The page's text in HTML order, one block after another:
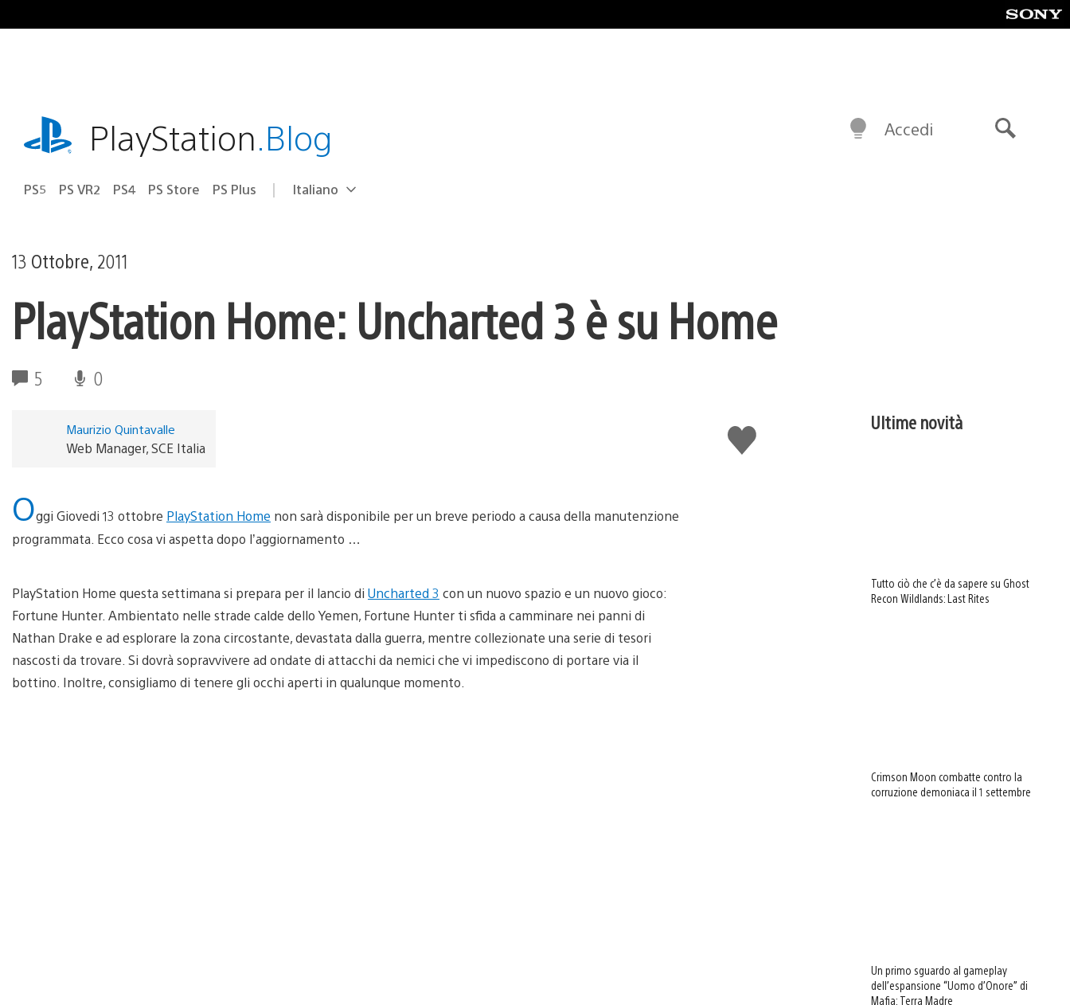
al
playstation.comPlayStation.Blog
PS5 PS VR2 PS4 PS Store PS Plus Seleziona
Regione
Italiano
Accedi
13 Ottobre, 2011
PlayStation Home: Uncharted 3 è su Home
5 0
Mi
piace
Maurizio Quintavalle
Web Manager, SCE Italia
Oggi Giovedi 13 ottobre PlayStation Home non sarà disponibile per un breve periodo a causa della manutenzione
programmata. Ecco cosa vi aspetta dopo l’aggiornamento …
PlayStation Home questa settimana si prepara per il lancio di Uncharted 3 con un nuovo spazio e un nuovo gioco:
Fortune Hunter. Ambientato nelle strade calde dello Yemen, Fortune Hunter ti sfida a camminare nei panni di
Nathan Drake e ad esplorare la zona circostante, devastata dalla guerra, mentre collezionate una serie di tesori
nascosti da trovare. Si dovrà sopravvivere ad ondate di attacchi da nemici che vi impediscono di portare via il
bottino. Inoltre, consigliamo di tenere gli occhi aperti in qualunque momento.
Ultime novità
Tutto ciò che c’è da sapere su Ghost
Recon Wildlands: Last Rites
Crimson Moon combatte contro la
corruzione demoniaca il 1 settembre
Un primo sguardo al gameplay
dell’espansione “Uomo d’Onore” di
Mafia: Terra Madre